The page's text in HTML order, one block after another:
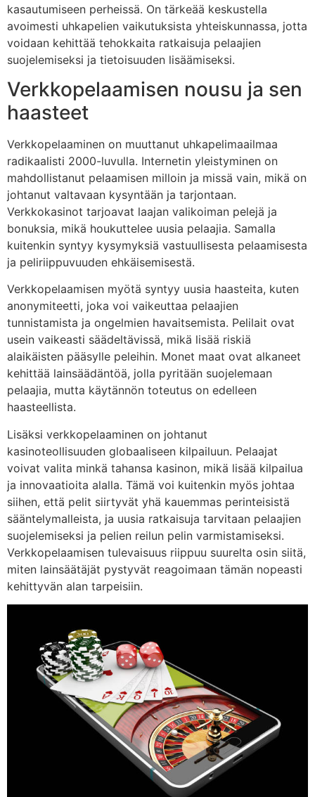
kasautumiseen perheissä. On tärkeää keskustella
avoimesti uhkapelien vaikutuksista yhteiskunnassa, jotta
voidaan kehittää tehokkaita ratkaisuja pelaajien
suojelemiseksi ja tietoisuuden lisäämiseksi.
Verkkopelaamisen nousu ja sen
haasteet
Verkkopelaaminen on muuttanut uhkapelimaailmaa
radikaalisti 2000-luvulla. Internetin yleistyminen on
mahdollistanut pelaamisen milloin ja missä vain, mikä on
johtanut valtavaan kysyntään ja tarjontaan.
Verkkokasinot tarjoavat laajan valikoiman pelejä ja
bonuksia, mikä houkuttelee uusia pelaajia. Samalla
kuitenkin syntyy kysymyksiä vastuullisesta pelaamisesta
ja peliriippuvuuden ehkäisemisestä.
Verkkopelaamisen myötä syntyy uusia haasteita, kuten
anonymiteetti, joka voi vaikeuttaa pelaajien
tunnistamista ja ongelmien havaitsemista. Pelilait ovat
usein vaikeasti säädeltävissä, mikä lisää riskiä
alaikäisten pääsylle peleihin. Monet maat ovat alkaneet
kehittää lainsäädäntöä, jolla pyritään suojelemaan
pelaajia, mutta käytännön toteutus on edelleen
haasteellista.
Lisäksi verkkopelaaminen on johtanut
kasinoteollisuuden globaaliseen kilpailuun. Pelaajat
voivat valita minkä tahansa kasinon, mikä lisää kilpailua
ja innovaatioita alalla. Tämä voi kuitenkin myös johtaa
siihen, että pelit siirtyvät yhä kauemmas perinteisistä
sääntelymalleista, ja uusia ratkaisuja tarvitaan pelaajien
suojelemiseksi ja pelien reilun pelin varmistamiseksi.
Verkkopelaamisen tulevaisuus riippuu suurelta osin siitä,
miten lainsäätäjät pystyvät reagoimaan tämän nopeasti
kehittyvän alan tarpeisiin.